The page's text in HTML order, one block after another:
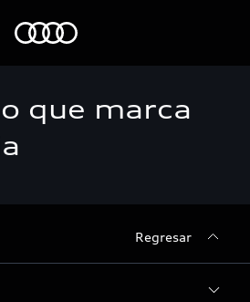
que marca
Regresar